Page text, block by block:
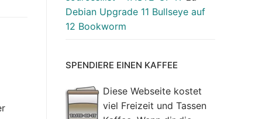
Debian Upgrade 11 Bullseye auf
12 Bookworm
SPENDIERE EINEN KAFFEE
Diese Webseite kostet
viel Freizeit und Tassen